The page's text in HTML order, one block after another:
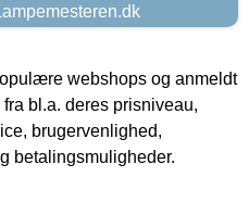
webshops og anmeldt
bl.a. deres prisniveau,
brugervenlighed,
betalingsmuligheder.